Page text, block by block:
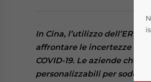
In Cina, l’utilizzo dell’ERP
affrontare le incertezze del
COVID-19. Le aziende che
personalizzabili per